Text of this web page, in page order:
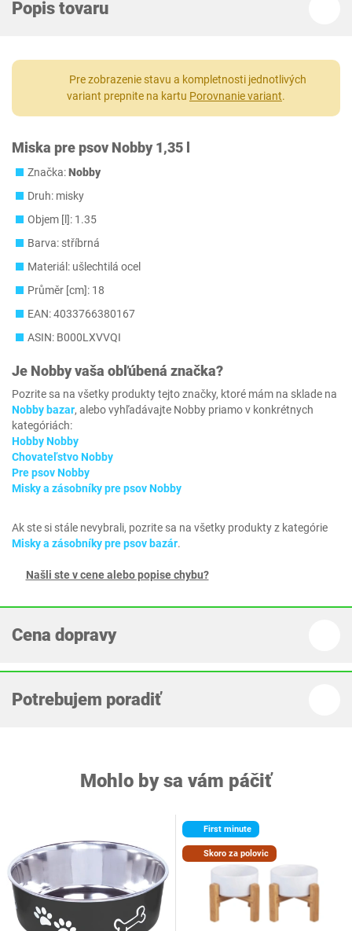
Popis tovaru
Pre zobrazenie stavu a kompletnosti jednotlivých
variant prepnite na kartu Porovnanie variant.
Miska pre psov Nobby 1,35 l
Značka:Nobby
Druh: misky
Objem [l]: 1.35
Barva: stříbrná
Materiál: ušlechtilá ocel
Průměr [cm]: 18
EAN: 4033766380167
ASIN: B000LXVVQI
Je Nobbyvaša obľúbená značka?
Pozrite sa na všetky produkty tejto značky, ktoré mám na sklade na
Nobby bazar, alebo vyhľadávajte Nobby priamo v konkrétnych
kategóriách:
Hobby Nobby
Chovateľstvo Nobby
Pre psov Nobby
Misky a zásobníky pre psov Nobby
Ak ste si stále nevybrali, pozrite sa na všetky produkty z kategórie
Misky a zásobníky pre psov bazár.
Našli ste v cene alebo popise chybu?
Cena dopravy
Potrebujem poradiť
Mohlo by sa vám páčiť
First minute
Skoro za polovic